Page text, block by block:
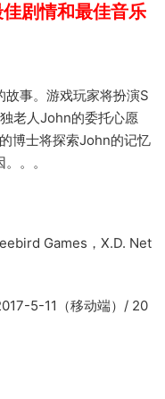
剧情和最佳音乐
故事。游戏玩家将扮演S
老人John的委托心愿
博士将探索John的记忆
。。
Games，X.D. Net
5-11（移动端）/ 20